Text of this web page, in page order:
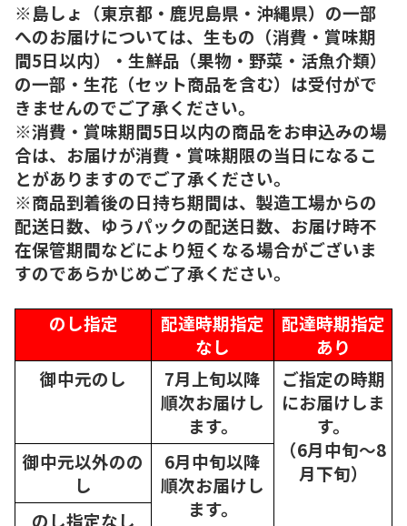
※島しょ（東京都・鹿児島県・沖縄県）の一部
へのお届けについては、生もの（消費・賞味期
間5日以内）・生鮮品（果物・野菜・活魚介類）
の一部・生花（セット商品を含む）は受付がで
きませんのでご了承ください。
※消費・賞味期間5日以内の商品をお申込みの場
合は、お届けが消費・賞味期限の当日になるこ
とがありますのでご了承ください。
※商品到着後の日持ち期間は、製造工場からの
配送日数、ゆうパックの配送日数、お届け時不
在保管期間などにより短くなる場合がございま
すのであらかじめご了承ください。
のし指定
配達時期指定
なし
配達時期指定
あり
御中元のし
7月上旬以降
順次お届けし
ます。
ご指定の時期
にお届けしま
す。
（6月中旬～8
月下旬）
御中元以外のの
し
6月中旬以降
順次お届けし
ます。
のし指定なし